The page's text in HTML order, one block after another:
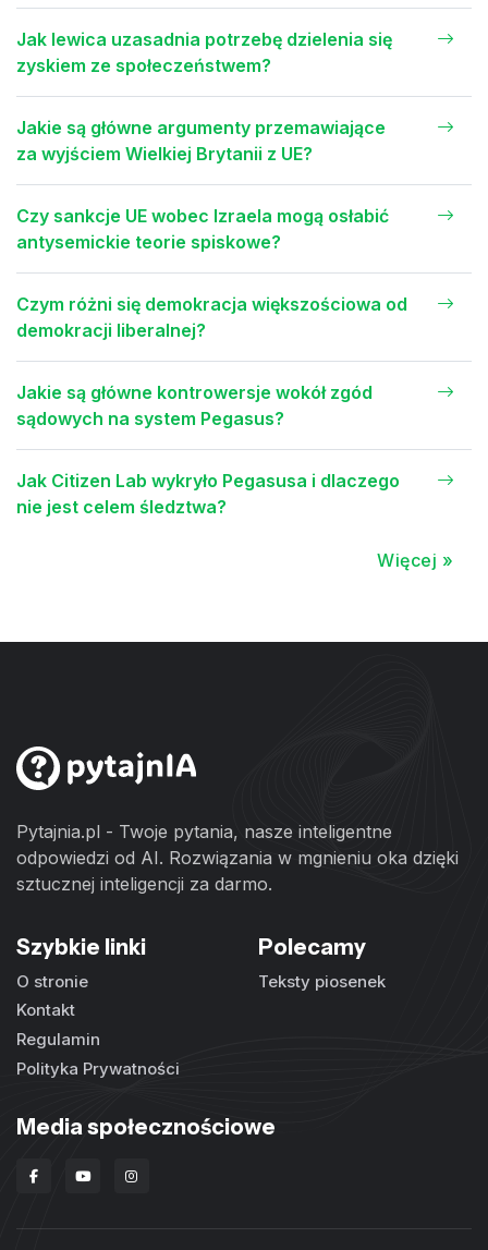
Jak lewica uzasadnia potrzebę dzielenia się
zyskiem ze społeczeństwem?
Jakie są główne argumenty przemawiające
za wyjściem Wielkiej Brytanii z UE?
Czy sankcje UE wobec Izraela mogą osłabić
antysemickie teorie spiskowe?
Czym różni się demokracja większościowa od
demokracji liberalnej?
Jakie są główne kontrowersje wokół zgód
sądowych na system Pegasus?
Jak Citizen Lab wykryło Pegasusa i dlaczego
nie jest celem śledztwa?
Więcej »
Pytajnia.pl - Twoje pytania, nasze inteligentne
odpowiedzi od AI. Rozwiązania w mgnieniu oka dzięki
sztucznej inteligencji za darmo.
Szybkie linki
O stronie
Kontakt
Regulamin
Polityka Prywatności
Polecamy
Teksty piosenek
Media społecznościowe